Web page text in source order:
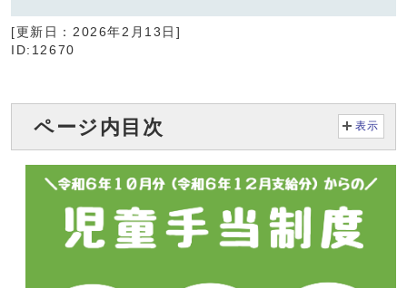
[更新日： 2026年2月13日 ]
ID:12670
ページ内目次 表示